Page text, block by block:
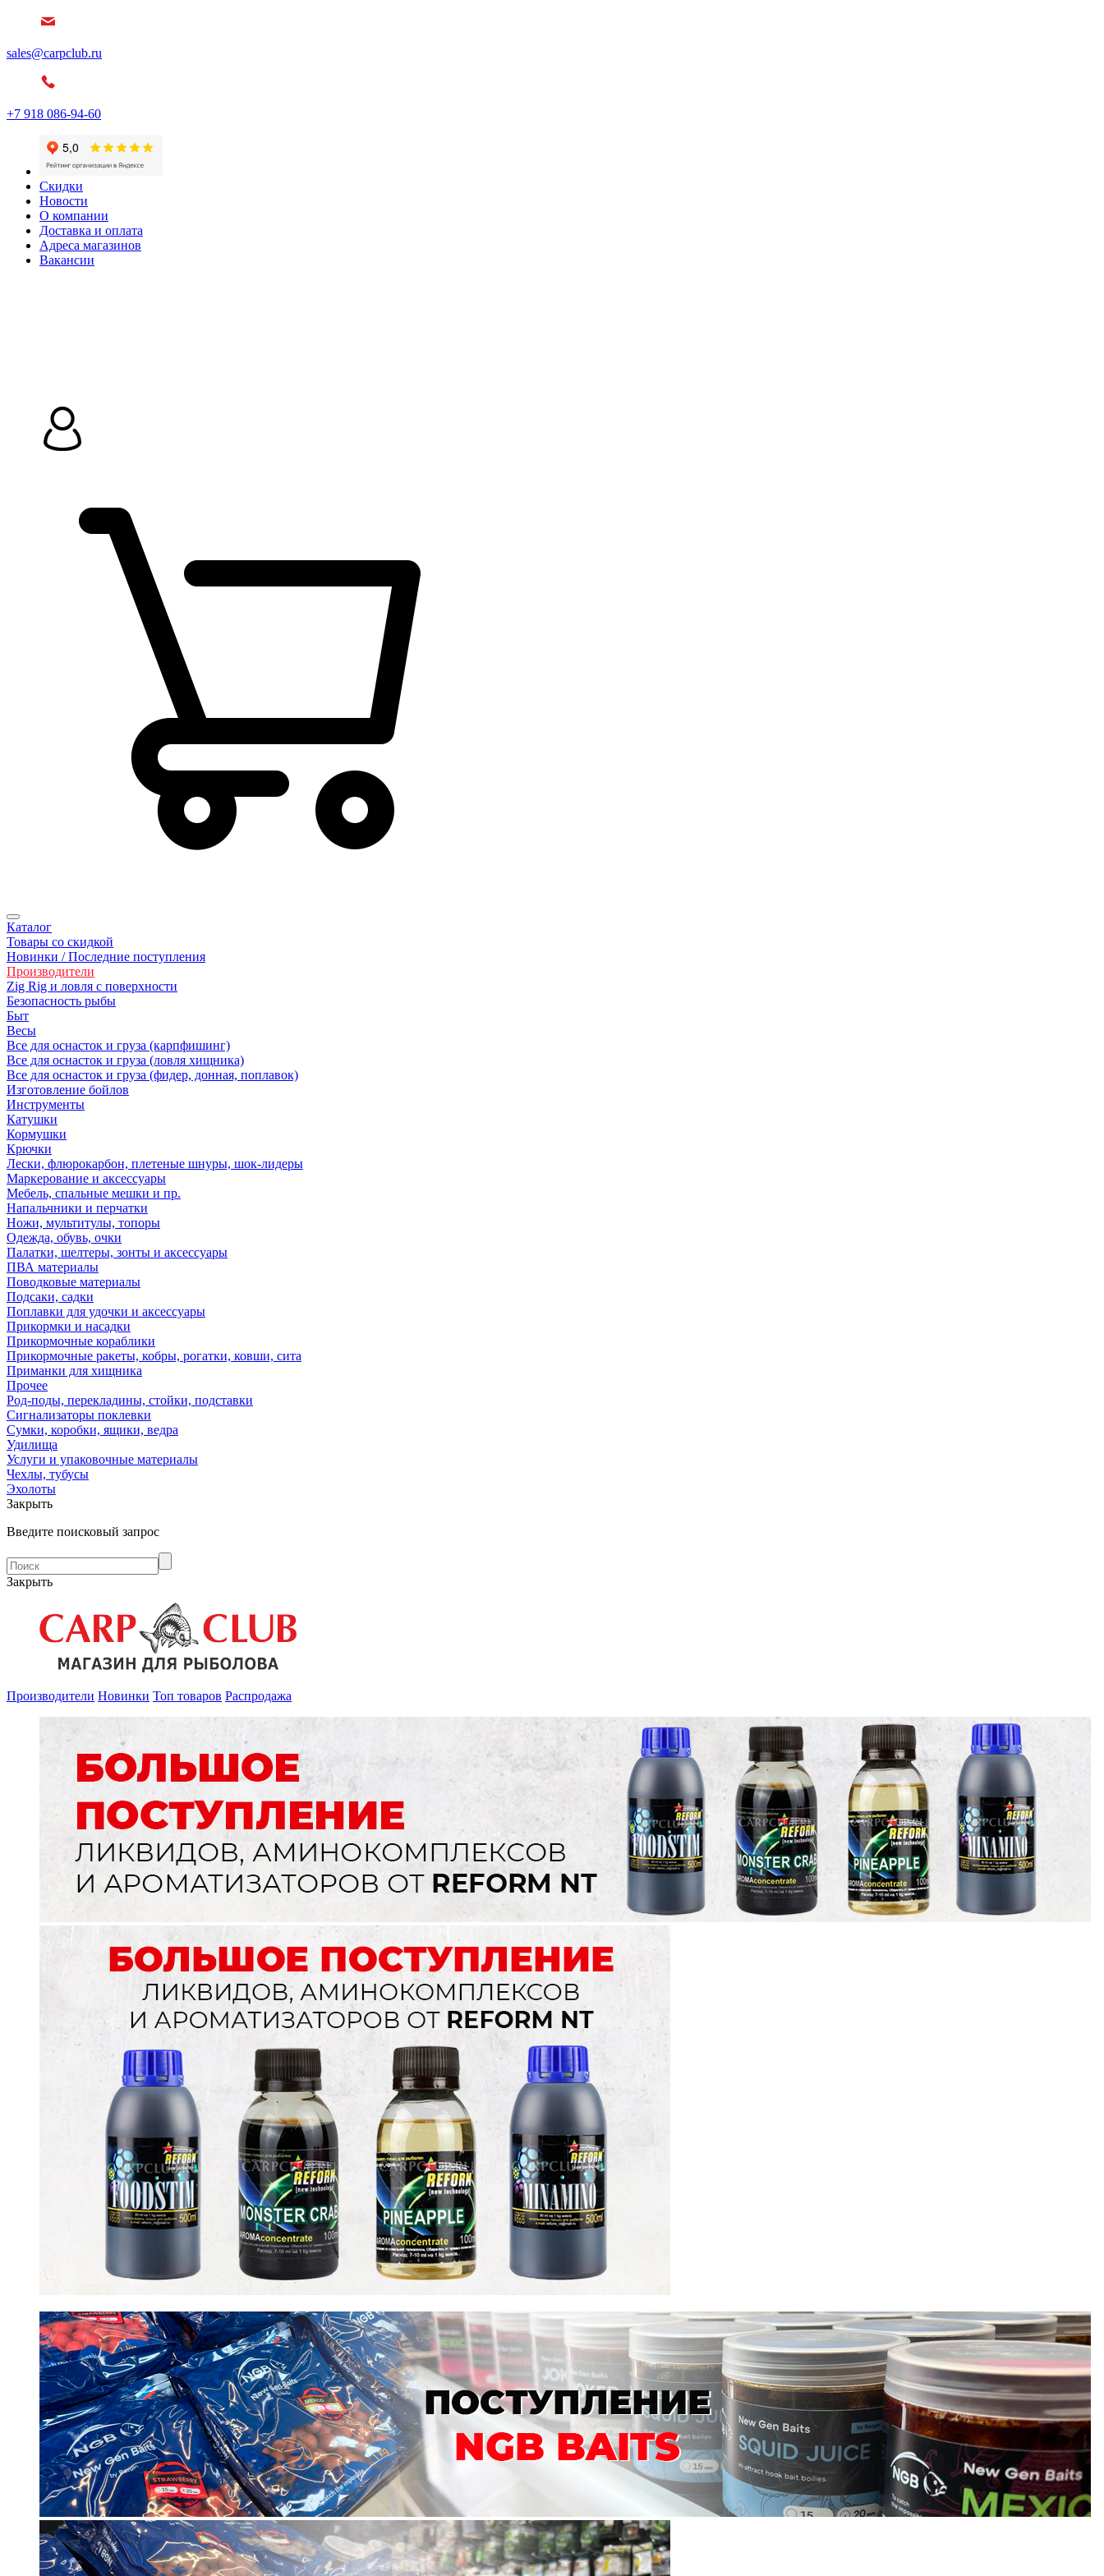
sales@carpclub.ru
+7 918 086-94-60
Скидки
Новости
О компании
Доставка и оплата
Адреса магазинов
Вакансии
Каталог
Товары со скидкой
Новинки / Последние поступления
Производители
Zig Rig и ловля с поверхности
Безoпасность рыбы
Быт
Весы
Все для оснасток и груза (карпфишинг)
Все для оснасток и груза (ловля хищника)
Все для оснасток и груза (фидер, донная, поплавок)
Изготовление бойлов
Инструменты
Катушки
Кормушки
Крючки
Лески, флюрокарбон, плетеные шнуры, шок-лидеры
Маркерование и аксессуары
Мебель, спальные мешки и пр.
Напальчники и перчатки
Ножи, мультитулы, топоры
Одежда, обувь, очки
Палатки, шелтеры, зонты и аксессуары
ПВА материалы
Поводковые материалы
Подсаки, садки
Поплавки для удочки и аксессуары
Прикормки и насадки
Прикормочные кораблики
Прикормочные ракеты, кобры, рогатки, ковши, сита
Приманки для хищника
Прочее
Род-поды, перекладины, стойки, подставки
Сигнализаторы поклевки
Сумки, коробки, ящики, ведра
Удилища
Услуги и упаковочные материалы
Чехлы, тубусы
Эхолоты
Закрыть
Введите поисковый запрос
Закрыть
Производители Новинки Топ товаров Распродажа